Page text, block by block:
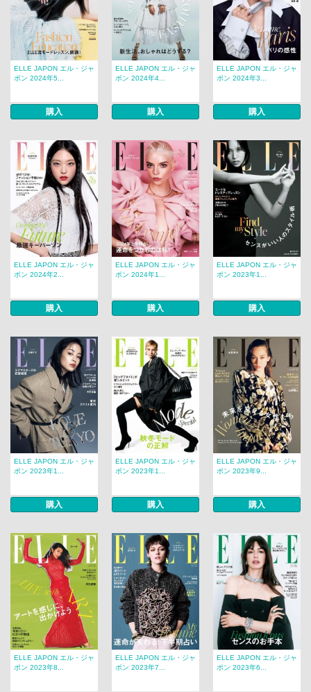
ELLE JAPON エル・ジャ
ポン 2024年5...
購入
ELLE JAPON エル・ジャ
ポン 2024年4...
購入
ELLE JAPON エル・ジャ
ポン 2024年3...
購入
ELLE JAPON エル・ジャ
ポン 2024年2...
購入
ELLE JAPON エル・ジャ
ポン 2024年1...
購入
ELLE JAPON エル・ジャ
ポン 2023年1...
購入
ELLE JAPON エル・ジャ
ポン 2023年1...
購入
ELLE JAPON エル・ジャ
ポン 2023年1...
購入
ELLE JAPON エル・ジャ
ポン 2023年9...
購入
ELLE JAPON エル・ジャ
ポン 2023年8...
ELLE JAPON エル・ジャ
ポン 2023年7...
ELLE JAPON エル・ジャ
ポン 2023年6...